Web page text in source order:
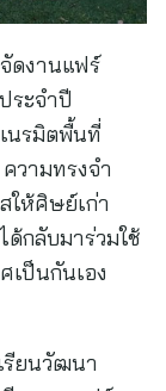
ดงานแฟร์
ระจำปี
นรมิตพื้นที่
วามทรงจำ
ให้ศิษย์เก่า
กลับมาร่วมใช้
เป็นกันเอง
รียนวัฒนา